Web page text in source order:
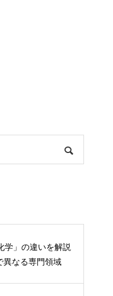
学」の違いを解説
異なる専門領域